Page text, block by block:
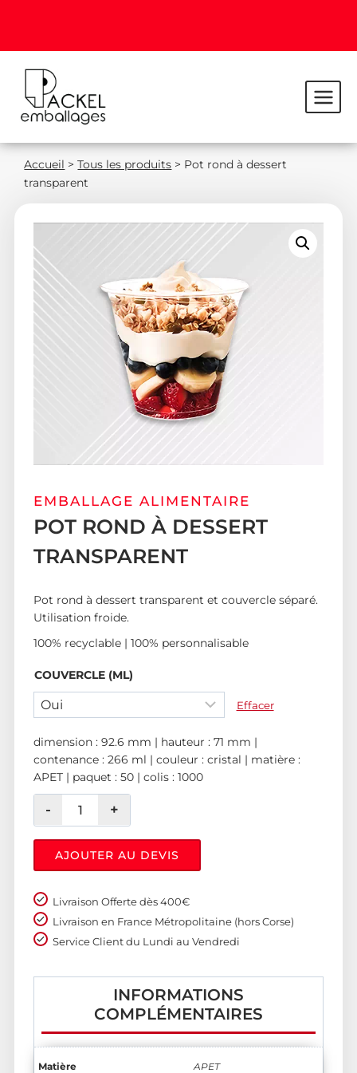
Accueil >Tous les produits > Pot rond à dessert
transparent
EMBALLAGE ALIMENTAIRE
POT ROND À DESSERT
TRANSPARENT
Pot rond à dessert transparent et couvercle séparé.
Utilisation froide.
100% recyclable | 100% personnalisable
COUVERCLE (ML)
Effacer
dimension : 92.6 mm | hauteur : 71 mm |
contenance : 266 ml | couleur : cristal | matière :
APET | paquet : 50 | colis : 1000
AJOUTER AU DEVIS
Livraison Offerte dès 400€
Livraison en France Métropolitaine (hors Corse)
Service Client du Lundi au Vendredi
INFORMATIONS
COMPLÉMENTAIRES
Matière APET